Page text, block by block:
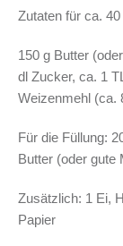
Zutaten für ca.
150 g Butter
dl Zucker, ca. 1
Weizenmehl (ca.
Für die Füllung:
Butter (oder gute
Zusätzlich: 1 Ei,
Papier